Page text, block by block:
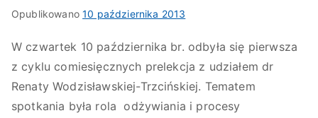
autyzmu
Opublikowano10 października 2013
W czwartek 10 października br. odbyła się pierwsza
z cyklu comiesięcznych prelekcja z udziałem dr
Renaty Wodzisławskiej-Trzcińskiej. Tematem
spotkania była rola odżywiania i procesy